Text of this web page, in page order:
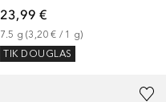
23,99 €
7.5 g (3,20 € / 1 g)
TIK DOUGLAS
+16